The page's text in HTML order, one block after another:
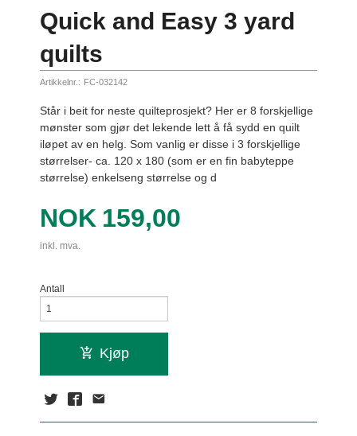
Quick and Easy 3 yard
quilts
Artikkelnr.: FC-032142
Står i beit for neste quilteprosjekt? Her er 8 forskjellige
mønster som gjør det lekende lett å få sydd en quilt
iløpet av en helg. Som vanlig er disse i 3 forskjellige
størrelser- ca. 120 x 180 (som er en fin babyteppe
størrelse) enkelseng størrelse og d
Pris
NOK 159,00
inkl. mva.
Antall
Kjøp